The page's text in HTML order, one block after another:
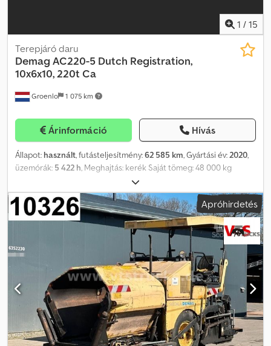
1 / 15
Groenlo 1 075 km
Terepjáró daru
Demag AC220-5 Dutch Registration,
10x6x10, 220t Ca
Árinformáció Hívás
Állapot: használt, futásteljesítmény:62 585 km, Gyártási év:2020,
üzemórák: 5 422 h, Meghajtás: kerék Saját tömeg: 48 000 kg
Emelési kapacitás: 220 000 kg Sorozatszám: 82609 Első
abroncsok állapota: 90 Hátsó abroncsok állapota: 90 Szállítási
méretek (H x Sz x M): 15,3 x 3 x 4 m Dcodpewk Aw Tefx Aidsk
További információért vegye fel a kapcsolatot a PFEIFER GROUP-
Apróhirdetés